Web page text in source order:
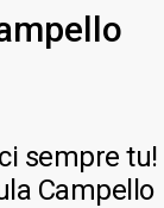
sempre tu!
Campello